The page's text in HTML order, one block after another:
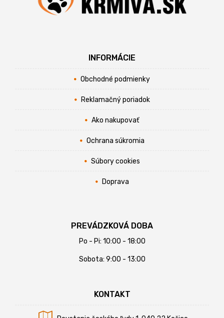
INFORMÁCIE
Obchodné podmienky
Reklamačný poriadok
Ako nakupovať
Ochrana súkromia
Súbory cookies
Doprava
PREVÁDZKOVÁ DOBA
Po - Pi: 10:00 - 18:00
Sobota: 9:00 - 13:00
KONTAKT